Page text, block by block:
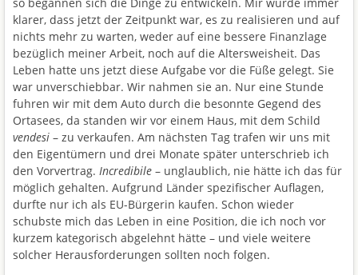
so begannen sich die Dinge zu entwickeln. Mir wurde immer
klarer, dass jetzt der Zeitpunkt war, es zu realisieren und auf
nichts mehr zu warten, weder auf eine bessere Finanzlage
bezüglich meiner Arbeit, noch auf die Altersweisheit. Das
Leben hatte uns jetzt diese Aufgabe vor die Füße gelegt. Sie
war unverschiebbar. Wir nahmen sie an. Nur eine Stunde
fuhren wir mit dem Auto durch die besonnte Gegend des
Ortasees, da standen wir vor einem Haus, mit dem Schild
vendesi – zu verkaufen. Am nächsten Tag trafen wir uns mit
den Eigentümern und drei Monate später unterschrieb ich
den Vorvertrag. Incredibile – unglaublich, nie hätte ich das für
möglich gehalten. Aufgrund Länder spezifischer Auflagen,
durfte nur ich als EU-Bürgerin kaufen. Schon wieder
schubste mich das Leben in eine Position, die ich noch vor
kurzem kategorisch abgelehnt hätte – und viele weitere
solcher Herausforderungen sollten noch folgen.